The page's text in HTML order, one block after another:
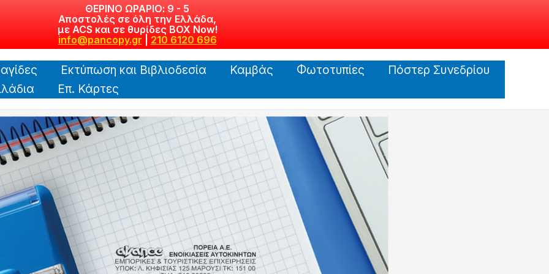
ΘΕΡΙΝΟ ΩΡΑΡΙΟ: 9 - 5
Αποστολές σε όλη την Ελλάδα,
με ACS και σε θυρίδες BOX Now!
info@pancopy.gr
210 6120 696
Εκτύπωση και Βιβλιοδεσία Καμβάς Φωτοτυπίες
Πόστερ Συνεδρίου
Επ. Κάρτες